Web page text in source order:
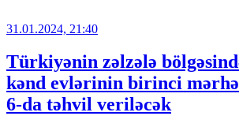
31.01.2024, 21:40
Türkiyənin zəlzələ
kənd evlərinin birinci
6-da təhvil veriləcək